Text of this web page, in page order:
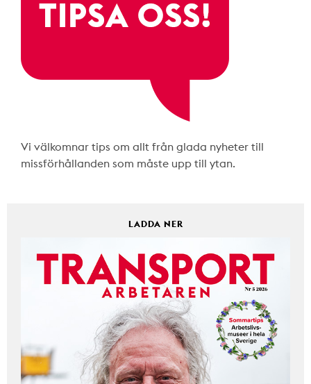
Vi välkomnar tips om allt från glada nyheter till
missförhållanden som måste upp till ytan.
LADDA NER